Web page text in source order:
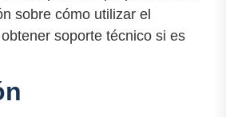
sobre cómo utilizar el
soporte técnico si es